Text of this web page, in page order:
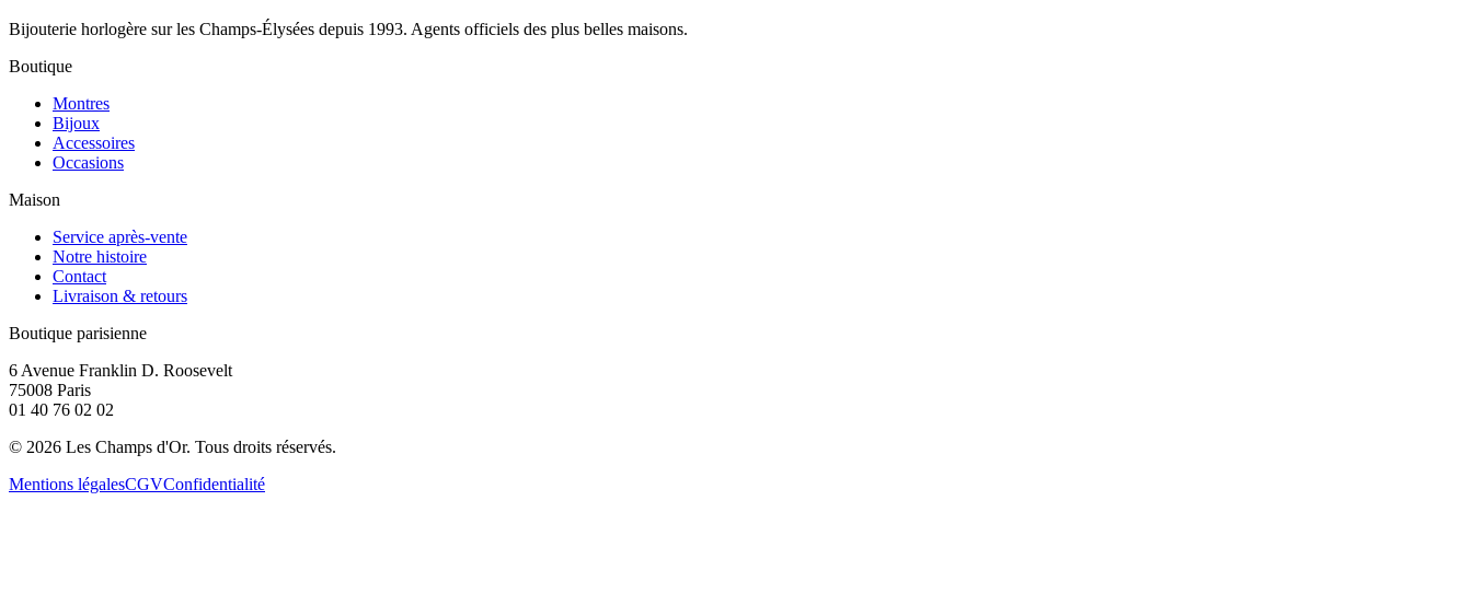
Bijouterie horlogère sur les Champs-Élysées depuis 1993. Agents officiels des plus belles maisons.
Boutique
Montres
Bijoux
Accessoires
Occasions
Maison
Service après-vente
Notre histoire
Contact
Livraison & retours
Boutique parisienne
6 Avenue Franklin D. Roosevelt
75008 Paris
01 40 76 02 02
© 2026 Les Champs d'Or. Tous droits réservés.
Mentions légalesCGVConfidentialité